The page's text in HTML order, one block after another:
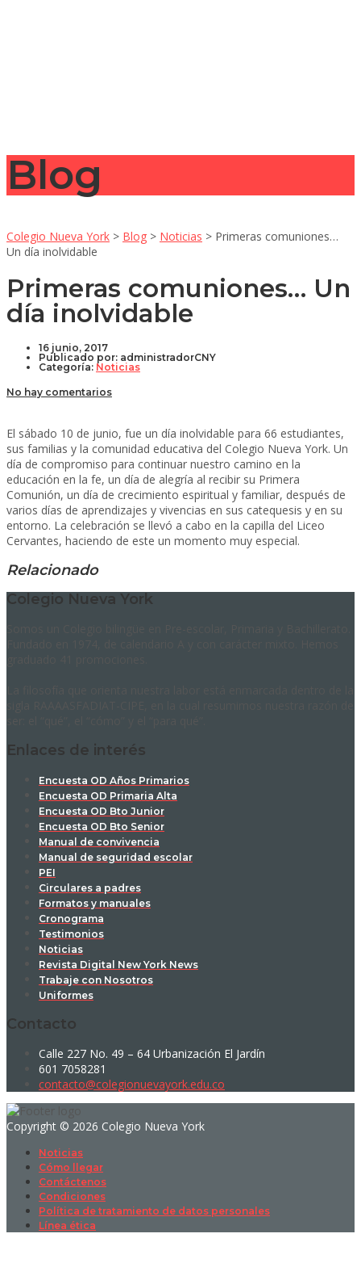
Blog
Colegio Nueva York > Blog > Noticias > Primeras comuniones…
Un día inolvidable
Primeras comuniones… Un
día inolvidable
16 junio, 2017
Publicado por: administradorCNY
Categoría: Noticias
No hay comentarios
El sábado 10 de junio, fue un día inolvidable para 66 estudiantes,
sus familias y la comunidad educativa del Colegio Nueva York. Un
día de compromiso para continuar nuestro camino en la
educación en la fe, un día de alegría al recibir su Primera
Comunión, un día de crecimiento espiritual y familiar, después de
varios días de aprendizajes y vivencias en sus catequesis y en su
entorno. La celebración se llevó a cabo en la capilla del Liceo
Cervantes, haciendo de este un momento muy especial.
Relacionado
Colegio Nueva York
Enlaces de interés
Encuesta OD Años Primarios
Encuesta OD Primaria Alta
Encuesta OD Bto Junior
Encuesta OD Bto Senior
Manual de convivencia
Manual de seguridad escolar
PEI
Circulares a padres
Formatos y manuales
Cronograma
Testimonios
Noticias
Revista Digital New York News
Trabaje con Nosotros
Uniformes
Contacto
Calle 227 No. 49 – 64 Urbanización El Jardín
601 7058281
contacto@colegionuevayork.edu.co
Copyright © 2026 Colegio Nueva York
Noticias
Cómo llegar
Contáctenos
Condiciones
Política de tratamiento de datos personales
Línea ética